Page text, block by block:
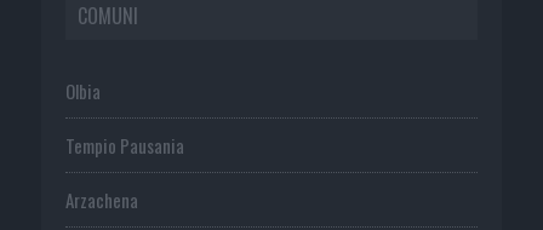
COMUNI
Olbia
Tempio Pausania
Arzachena